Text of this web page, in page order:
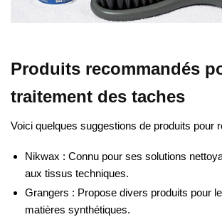
Produits recommandés
traitement des taches
Voici quelques suggestions de produits pour
Nikwax : Connu pour ses solutions
aux tissus techniques.
Grangers : Propose divers produits pour
matières synthétiques.